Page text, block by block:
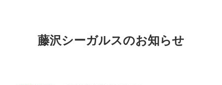
藤沢シーガルスのお知らせ